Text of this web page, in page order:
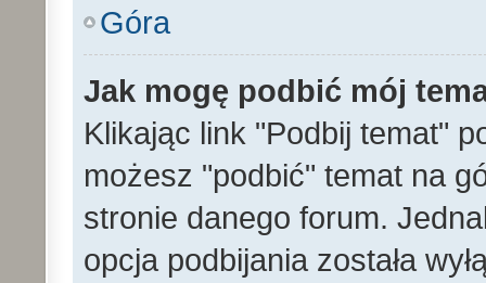
Góra
Jak mogę podbić mój
Klikając link "Podbij temat"
możesz "podbić" temat na
stronie danego forum.
opcja podbijania została